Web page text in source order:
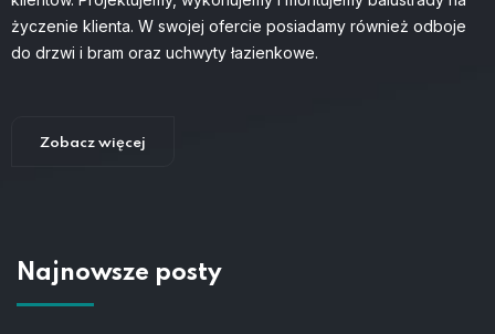
życzenie klienta. W swojej ofercie posiadamy również odboje
do drzwi i bram oraz uchwyty łazienkowe.
Zobacz więcej
Najnowsze posty